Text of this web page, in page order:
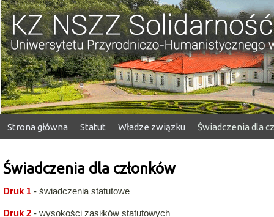
KZ NSZZ Solidarność
Strona główna Statut Władze związku Świadczenia dla
Świadczenia dla członków
Druk 1 - świadczenia statutowe
Druk 2 - wysokości zasiłków statutowych